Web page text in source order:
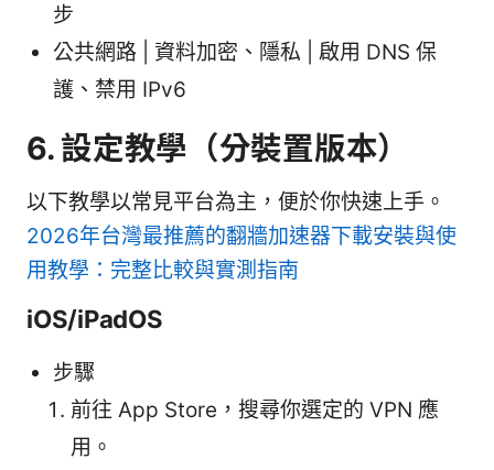
步
公共網路 | 資料加密、隱私 | 啟用 DNS 保
護、禁用 IPv6
6. 設定教學（分裝置版本）
以下教學以常見平台為主，便於你快速上手。
2026年台灣最推薦的翻牆加速器下載安裝與使
用教學：完整比較與實測指南
iOS/iPadOS
步驟
前往 App Store，搜尋你選定的 VPN 應
用。